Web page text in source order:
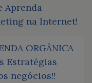
Aprenda
na Internet!
ORGÂNICA
Estratégias
negócios!!